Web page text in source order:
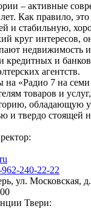
– активные
Как правило,
и стабильную,
круг интересов,
недвижимость
кредитных и
агентств.
«Радио 7 на семи
товаров и
обладающую
и твердо стоящей
240-22-22
ул. Московская,
Твери: